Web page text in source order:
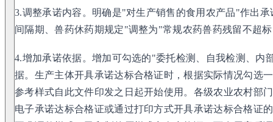
3.调整承诺内容。明确是"对生产销售的食用农产品"作出
间隔期、兽药休药期规定"调整为"常规农药兽药残留不超
4.增加承诺依据。增加可勾选的"委托检测、自我检测、内
据。生产主体开具承诺达标合格证时，根据实际情况勾选
参考样式自此文件印发之日起开始使用。各级农业农村部
电子承诺达标合格证或通过打印方式开具承诺达标合格证